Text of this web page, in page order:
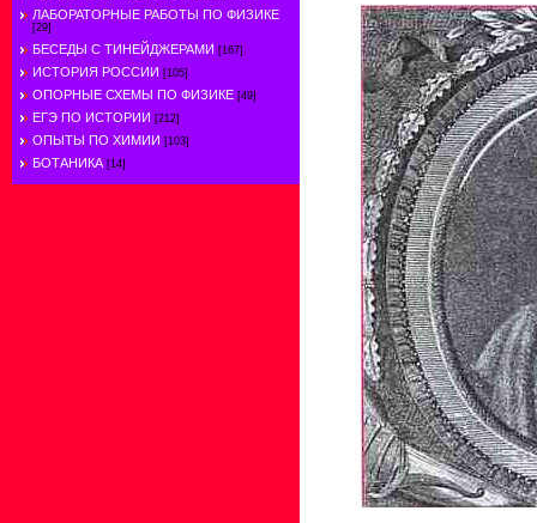
ЛАБОРАТОРНЫЕ РАБОТЫ ПО ФИЗИКЕ
[29]
БЕСЕДЫ С ТИНЕЙДЖЕРАМИ [167]
ИСТОРИЯ РОССИИ [105]
ОПОРНЫЕ СХЕМЫ ПО ФИЗИКЕ [49]
ЕГЭ ПО ИСТОРИИ [212]
ОПЫТЫ ПО ХИМИИ [103]
БОТАНИКА [14]